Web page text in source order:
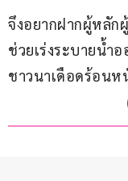
จึงอยากฝากผู้หลัก
ช่วยเร่งระบายน้ำ
ชาวนาเดือดร้อนห